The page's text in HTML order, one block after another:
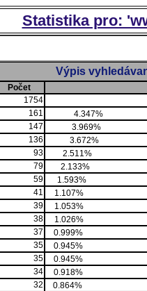
Statistika pro:
Výpis
Počet
1754
161
4.347%
147
3.969%
136
3.672%
93
2.511%
79
2.133%
59
1.593%
41
1.107%
39
1.053%
38
1.026%
37
0.999%
35
0.945%
35
0.945%
34
0.918%
32
0.864%